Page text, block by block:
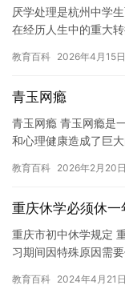
厌学处理是杭州中学
在经历人生中的重大
就会出…
教育百科 2026年4月15日
青玉网瘾
青玉网瘾 青玉网瘾是
和心理健康造成了巨
庭和谐…
教育百科 2026年2月20日
重庆休学必须休
重庆市初中休学规定
习期间因特殊原因需
教育百科 2024年4月21日